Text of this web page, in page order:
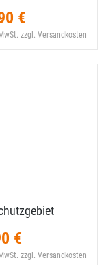
€
zzgl. Versandkosten
€
zzgl. Versandkosten